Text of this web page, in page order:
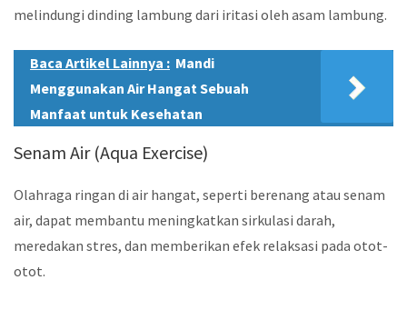
melindungi dinding lambung dari iritasi oleh asam lambung.
Baca Artikel Lainnya : Mandi
Menggunakan Air Hangat Sebuah
Manfaat untuk Kesehatan
Senam Air (Aqua Exercise)
Olahraga ringan di air hangat, seperti berenang atau senam
air, dapat membantu meningkatkan sirkulasi darah,
meredakan stres, dan memberikan efek relaksasi pada otot-
otot.